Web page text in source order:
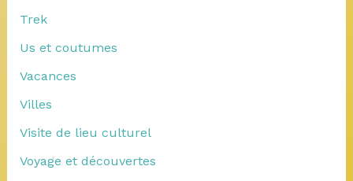
Trek
Us et coutumes
Vacances
Villes
Visite de lieu culturel
Voyage et découvertes